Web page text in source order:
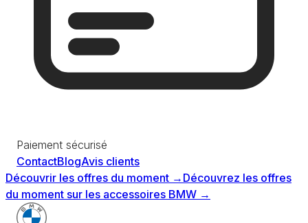
Paiement sécurisé
ContactBlogAvis clients
Découvrir les offres du moment → Découvrez les offres
du moment sur les accessoires BMW →